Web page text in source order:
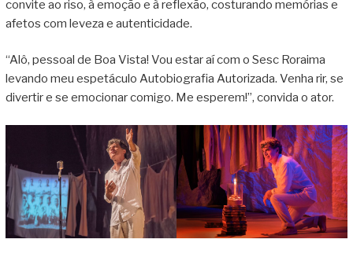
convite ao riso, à emoção e à reflexão, costurando memórias e
afetos com leveza e autenticidade.
“Alô, pessoal de Boa Vista! Vou estar aí com o Sesc Roraima
levando meu espetáculo Autobiografia Autorizada. Venha rir, se
divertir e se emocionar comigo. Me esperem!”, convida o ator.